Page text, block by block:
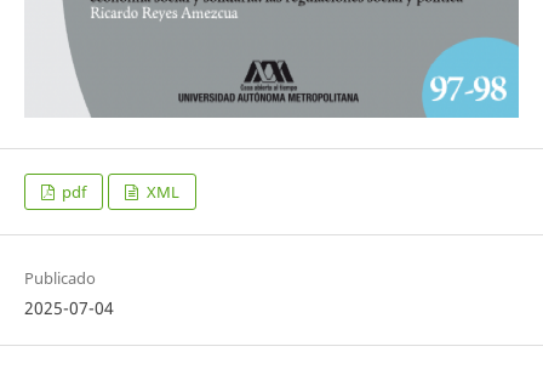
pdf XML
Publicado
2025-07-04